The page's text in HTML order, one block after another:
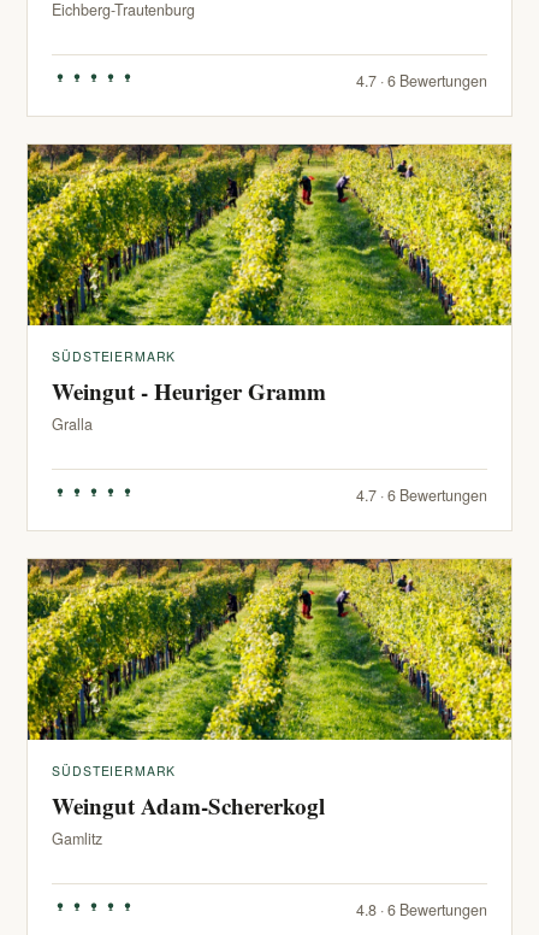
Eichberg-Trautenburg
4.7 · 6 Bewertungen
SÜDSTEIERMARK
Weingut - Heuriger Gramm
Gralla
4.7 · 6 Bewertungen
SÜDSTEIERMARK
Weingut Adam-Schererkogl
Gamlitz
4.8 · 6 Bewertungen